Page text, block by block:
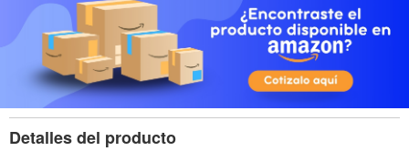
Detalles del producto